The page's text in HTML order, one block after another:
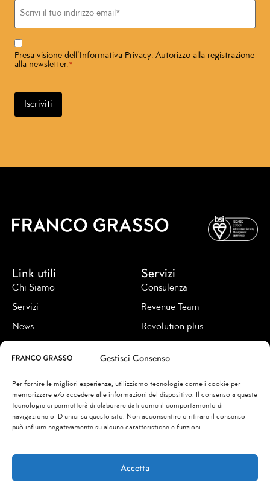
Gestisci Consenso
Per fornire le migliori esperienze, utilizziamo tecnologie come i cookie per
memorizzare e/o accedere alle informazioni del dispositivo. Il consenso a queste
tecnologie ci permetterà di elaborare dati come il comportamento di
navigazione o ID unici su questo sito. Non acconsentire o ritirare il consenso
può influire negativamente su alcune caratteristiche e funzioni.
Accetta
Consenso
Presa visione dell’ Informativa Privacy. Autorizzo alla registrazione
alla newsletter.*
Iscriviti
Link utili
Chi Siamo
Servizi
News
Servizi
Consulenza
Revenue Team
Revolution plus